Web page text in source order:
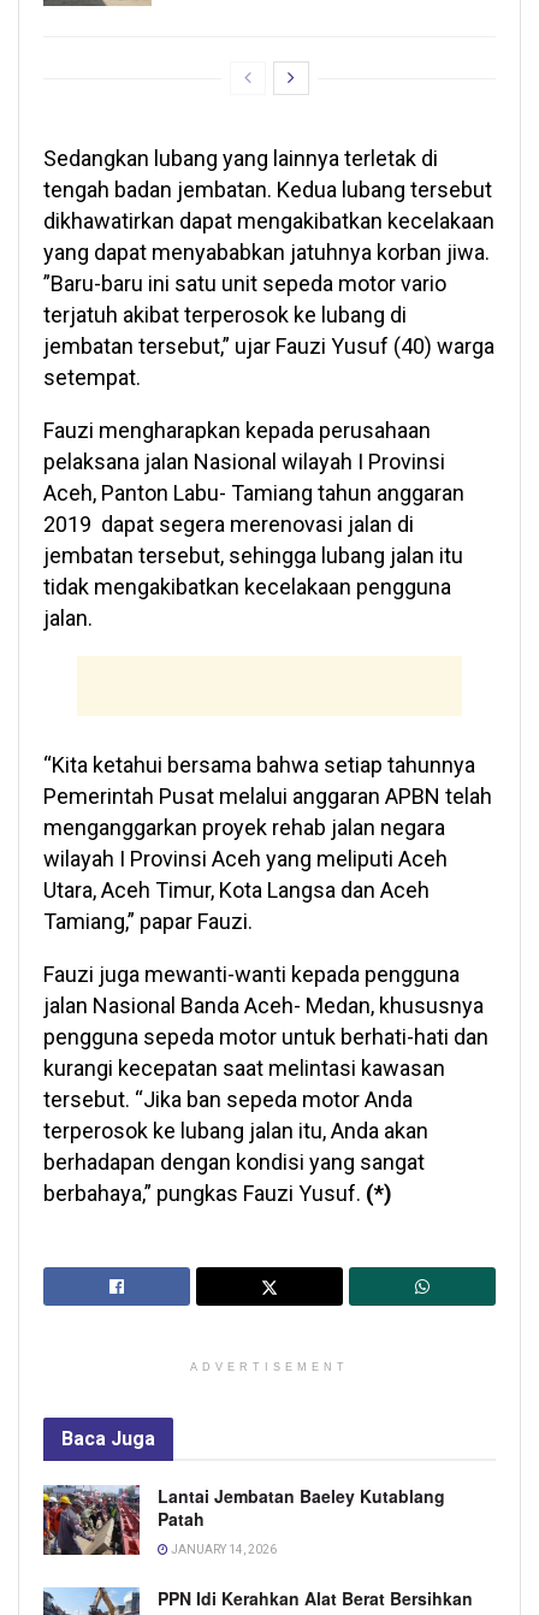
Sedangkan lubang yang lainnya terletak di
tengah badan jembatan. Kedua lubang tersebut
dikhawatirkan dapat mengakibatkan kecelakaan
yang dapat menyababkan jatuhnya korban jiwa.
”Baru-baru ini satu unit sepeda motor vario
terjatuh akibat terperosok ke lubang di
jembatan tersebut,” ujar Fauzi Yusuf (40) warga
setempat.
Fauzi mengharapkan kepada perusahaan
pelaksana jalan Nasional wilayah I Provinsi
Aceh, Panton Labu- Tamiang tahun anggaran
2019 dapat segera merenovasi jalan di
jembatan tersebut, sehingga lubang jalan itu
tidak mengakibatkan kecelakaan pengguna
jalan.
“Kita ketahui bersama bahwa setiap tahunnya
Pemerintah Pusat melalui anggaran APBN telah
menganggarkan proyek rehab jalan negara
wilayah I Provinsi Aceh yang meliputi Aceh
Utara, Aceh Timur, Kota Langsa dan Aceh
Tamiang,” papar Fauzi.
Fauzi juga mewanti-wanti kepada pengguna
jalan Nasional Banda Aceh- Medan, khususnya
pengguna sepeda motor untuk berhati-hati dan
kurangi kecepatan saat melintasi kawasan
tersebut. “Jika ban sepeda motor Anda
terperosok ke lubang jalan itu, Anda akan
berhadapan dengan kondisi yang sangat
berbahaya,” pungkas Fauzi Yusuf. (*)
ADVERTISEMENT
Baca Juga
Lantai Jembatan Baeley Kutablang
Patah
JANUARY 14, 2026
PPN Idi Kerahkan Alat Berat Bersihkan